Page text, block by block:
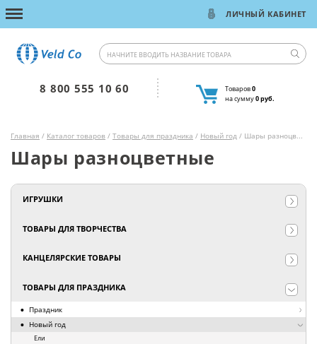
ЛИЧНЫЙ КАБИНЕТ
8 800 555 10 60 Товаров0
на сумму0 руб.
Главная / Каталог товаров / Товары для праздника / Новый год / Шары разноцветные
Шары разноцветные
ИГРУШКИ
ТОВАРЫ ДЛЯ ТВОРЧЕСТВА
КАНЦЕЛЯРСКИЕ ТОВАРЫ
ТОВАРЫ ДЛЯ ПРАЗДНИКА
Праздник
Новый год
Ели